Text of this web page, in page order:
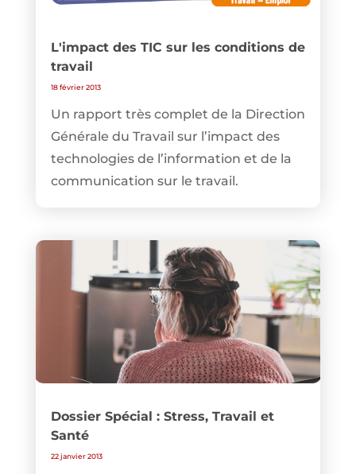
L'impact des TIC sur les conditions de
travail
18 février 2013
Un rapport très complet de la Direction
Générale du Travail sur l’impact des
technologies de l’information et de la
communication sur le travail.
Dossier Spécial : Stress, Travail et
Santé
22 janvier 2013